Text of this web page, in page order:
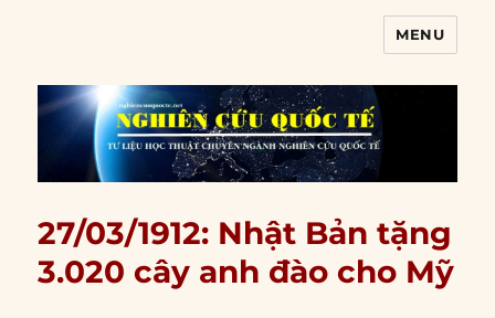
MENU
27/03/1912: Nhật Bản tặng
3.020 cây anh đào cho Mỹ